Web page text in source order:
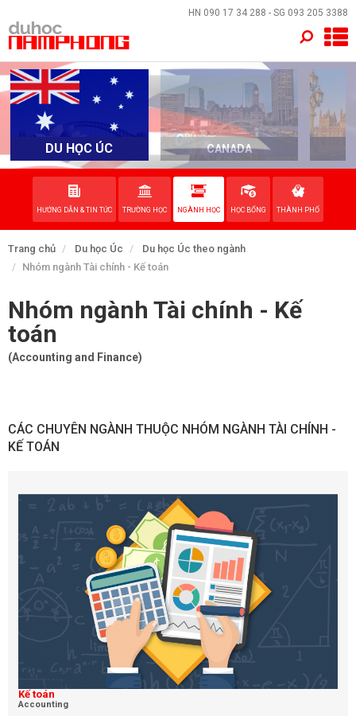
HN 090 17 34 288 - SG 093 205 3388
DU HỌC ÚC CANADA
HƯỚNG DẪN & TIN TỨC TRƯỜNG HỌC NGÀNH HỌC HỌC BỔNG THÀNH PHỐ
Trang chủ Du học Úc
Du học Úc theo ngành
Nhóm ngành Tài chính - Kế toán
Nhóm ngành Tài chính - Kế
toán
(Accounting and Finance)
CÁC CHUYÊN NGÀNH THUỘC NHÓM NGÀNH TÀI CHÍNH -
KẾ TOÁN
Kế toán
Accounting
×
TRANG CHỦ
QUỐC GIA
EVENTS
VỀ NAM PHONG
LIÊN HỆ